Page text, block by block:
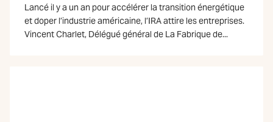
Lancé il y a un an pour accélérer la transition énergétique
et doper l’industrie américaine, l’IRA attire les entreprises.
Vincent Charlet, Délégué général de La Fabrique de...